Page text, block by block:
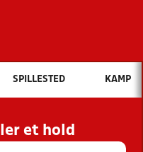
Hvad vil du søge efter?
OG NYHEDER
KLUBBER OG
SPILLESTED KAMP
et hold